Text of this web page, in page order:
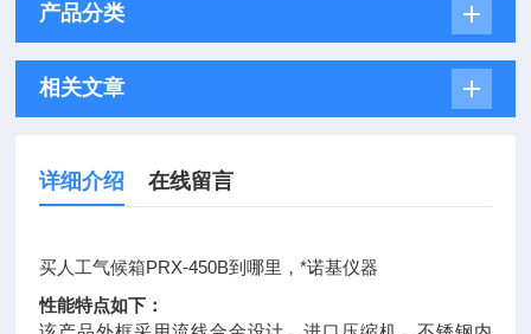
产品分类
相关文章
详细介绍 在线留言
买人工气候箱PRX-450B到哪里，*诺基仪器
性能特点如下：